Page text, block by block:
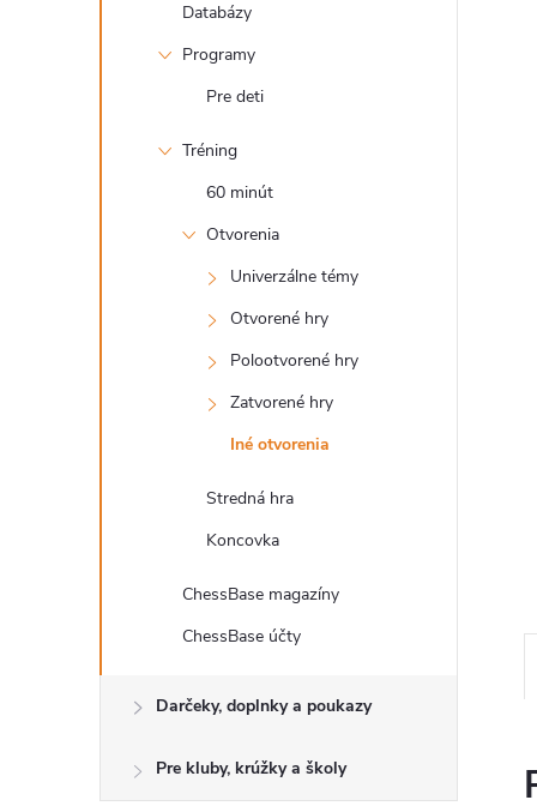
Databázy
Programy
Pre deti
Tréning
60 minút
Otvorenia
Univerzálne témy
Otvorené hry
Polootvorené hry
Zatvorené hry
Iné otvorenia
Stredná hra
Koncovka
ChessBase magazíny
ChessBase účty
Darčeky, doplnky a poukazy
Pre kluby, krúžky a školy